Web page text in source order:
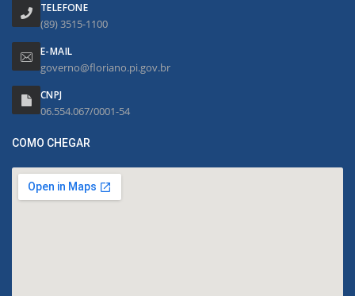
TELEFONE
(89) 3515-1100
E-MAIL
governo@floriano.pi.gov.br
CNPJ
06.554.067/0001-54
COMO CHEGAR